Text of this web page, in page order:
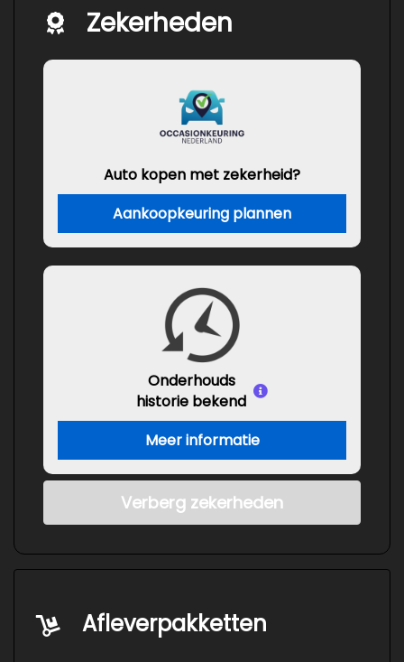
Zekerheden
Auto kopen met zekerheid?
Aankoopkeuring plannen
Onderhouds
historie bekend
Meer informatie
Verberg zekerheden
Afleverpakketten